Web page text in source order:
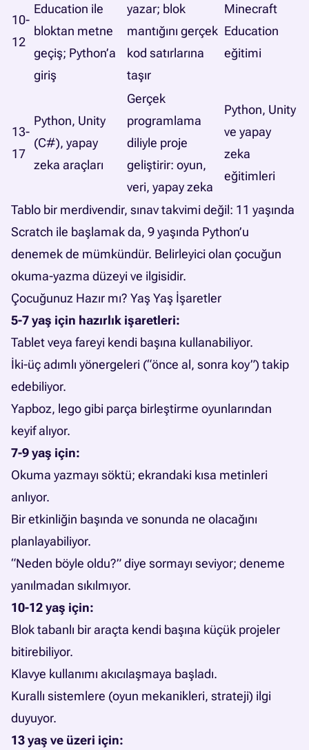
10-
12
Education ile
bloktan metne
geçiş; Python’a
giriş
yazar; blok
mantığını gerçek
kod satırlarına
taşır
Minecraft
Education
eğitimi
13-
17
Python, Unity
(C#), yapay
zeka araçları
Gerçek
programlama
diliyle proje
geliştirir: oyun,
veri, yapay zeka
Python, Unity
ve yapay
zeka
eğitimleri
Tablo bir merdivendir, sınav takvimi değil: 11 yaşında
Scratch ile başlamak da, 9 yaşında Python’u
denemek de mümkündür. Belirleyici olan çocuğun
okuma-yazma düzeyi ve ilgisidir.
Çocuğunuz Hazır mı? Yaş Yaş İşaretler
5-7 yaş için hazırlık işaretleri:
Tablet veya fareyi kendi başına kullanabiliyor.
İki-üç adımlı yönergeleri (“önce al, sonra koy”) takip
edebiliyor.
Yapboz, lego gibi parça birleştirme oyunlarından
keyif alıyor.
7-9 yaş için:
Okuma yazmayı söktü; ekrandaki kısa metinleri
anlıyor.
Bir etkinliğin başında ve sonunda ne olacağını
planlayabiliyor.
“Neden böyle oldu?” diye sormayı seviyor; deneme
yanılmadan sıkılmıyor.
10-12 yaş için:
Blok tabanlı bir araçta kendi başına küçük projeler
bitirebiliyor.
Klavye kullanımı akıcılaşmaya başladı.
Kurallı sistemlere (oyun mekanikleri, strateji) ilgi
duyuyor.
13 yaş ve üzeri için: